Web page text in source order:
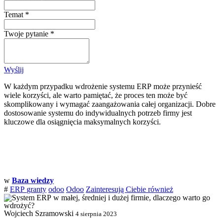
Temat *
Twoje pytanie *
Wyślij
W każdym przypadku wdrożenie systemu ERP może przynieść
wiele korzyści, ale warto pamiętać, że proces ten może być
skomplikowany i wymagać zaangażowania całej organizacji. Dobre
dostosowanie systemu do indywidualnych potrzeb firmy jest
kluczowe dla osiągnięcia maksymalnych korzyści.
w Baza wiedzy
# ERP granty odoo Odoo Zainteresują Ciebie również
Wojciech Szramowski 4 sierpnia 2023